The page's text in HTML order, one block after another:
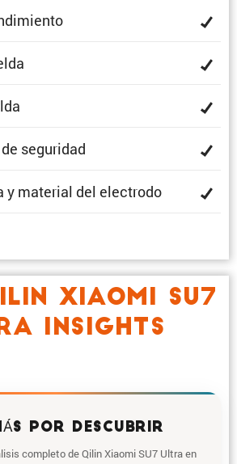
seguridad
y material del electrodo
XIAOMI SU7
INSIGHTS
POR DESCUBRIR
completo de Qilin Xiaomi SU7 Ultra en